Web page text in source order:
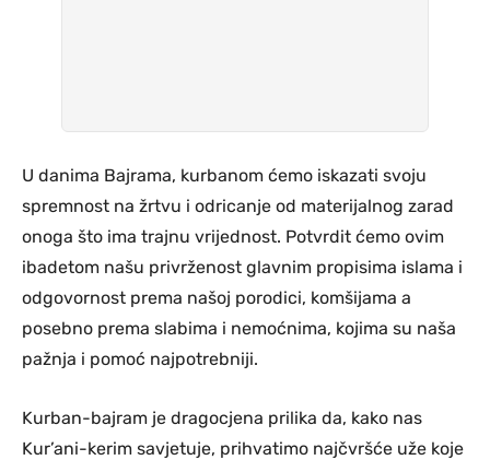
U danima Bajrama, kurbanom ćemo iskazati svoju
spremnost na žrtvu i odricanje od materijalnog zarad
onoga što ima trajnu vrijednost. Potvrdit ćemo ovim
ibadetom našu privrženost glavnim propisima islama i
odgovornost prema našoj porodici, komšijama a
posebno prema slabima i nemoćnima, kojima su naša
pažnja i pomoć najpotrebniji.
Kurban-bajram je dragocjena prilika da, kako nas
Kur’ani-kerim savjetuje, prihvatimo najčvršće uže koje